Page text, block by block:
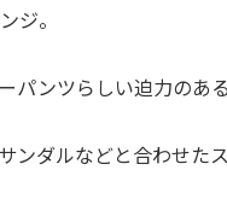
ジ。
パンツらしい迫力のある
ンダルなどと合わせた